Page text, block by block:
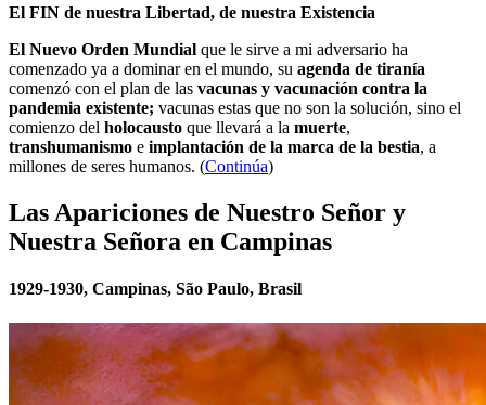
El FIN de nuestra Libertad, de nuestra Existencia
El Nuevo Orden Mundial que le sirve a mi adversario ha
comenzado ya a dominar en el mundo, su agenda de tiranía
comenzó con el plan de las vacunas y vacunación contra la
pandemia existente; vacunas estas que no son la solución, sino el
comienzo del holocausto que llevará a la muerte,
transhumanismo e implantación de la marca de la bestia, a
millones de seres humanos. (Continúa)
Las Apariciones de Nuestro Señor y
Nuestra Señora en Campinas
1929-1930, Campinas, São Paulo, Brasil